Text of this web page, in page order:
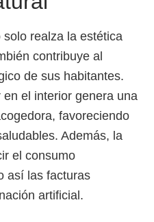
realza la estética
contribuye al
de sus habitantes.
el interior genera una
favoreciendo
Además, la
el consumo
así las facturas
artificial.